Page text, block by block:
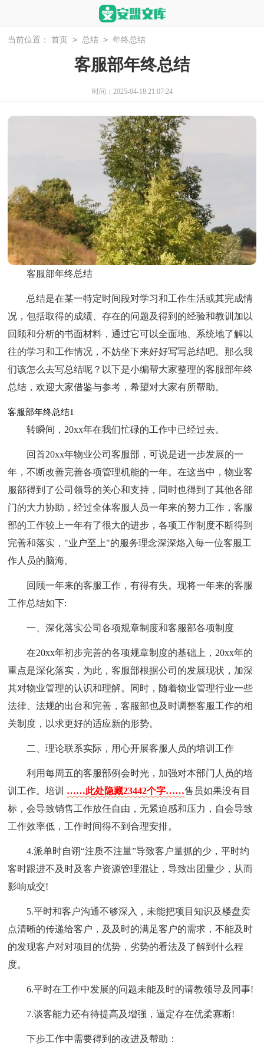
当前位置： 首页 > 总结 > 年终总结
客服部年终总结
时间：2025-04-18 21:07:24
客服部年终总结
总结是在某一特定时间段对学习和工作生活或其完成情
况，包括取得的成绩、存在的问题及得到的经验和教训加以
回顾和分析的书面材料，通过它可以全面地、系统地了解以
往的学习和工作情况，不妨坐下来好好写写总结吧。那么我
们该怎么去写总结呢？以下是小编帮大家整理的客服部年终
总结，欢迎大家借鉴与参考，希望对大家有所帮助。
客服部年终总结1
转瞬间，20xx年在我们忙碌的工作中已经过去。
回首20xx年物业公司客服部，可说是进一步发展的一
年，不断改善完善各项管理机能的一年。在这当中，物业客
服部得到了公司领导的关心和支持，同时也得到了其他各部
门的大力协助，经过全体客服人员一年来的努力工作，客服
部的工作较上一年有了很大的进步，各项工作制度不断得到
完善和落实，"业户至上"的服务理念深深烙入每一位客服工
作人员的脑海。
回顾一年来的客服工作，有得有失。现将一年来的客服
工作总结如下:
一、深化落实公司各项规章制度和客服部各项制度
在20xx年初步完善的各项规章制度的基础上，20xx年的
重点是深化落实，为此，客服部根据公司的发展现状，加深
其对物业管理的认识和理解。同时，随着物业管理行业一些
法律、法规的出台和完善，客服部也及时调整客服工作的相
关制度，以求更好的适应新的形势。
二、理论联系实际，用心开展客服人员的培训工作
利用每周五的客服部例会时光，加强对本部门人员的培
训工作。培训 ……此处隐藏23442个字……售员如果没有目
标，会导致销售工作放任自由，无紧迫感和压力，自会导致
工作效率低，工作时间得不到合理安排。
4.派单时自诩“注质不注量”导致客户量抓的少，平时约
客时跟进不及时及客户资源管理混让，导致出团量少，从而
影响成交!
5.平时和客户沟通不够深入，未能把项目知识及楼盘卖
点清晰的传递给客户，及及时的满足客户的需求，不能及时
的发现客户对对项目的优势，劣势的看法及了解到什么程
度。
6.平时在工作中发展的问题未能及时的请教领导及同事!
7.谈客能力还有待提高及增强，逼定存在优柔寡断!
下步工作中需要得到的改进及帮助：